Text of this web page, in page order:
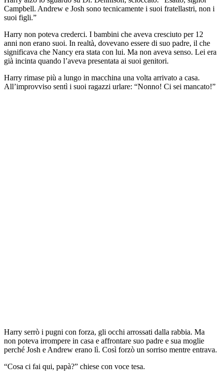
Campbell. Andrew e Josh sono tecnicamente i suoi fratellastri, non i
suoi figli.”
Harry non poteva crederci. I bambini che aveva cresciuto per 12
anni non erano suoi. In realtà, dovevano essere di suo padre, il che
significava che Nancy era stata con lui. Ma non aveva senso. Lei era
già incinta quando l’aveva presentata ai suoi genitori.
Harry rimase più a lungo in macchina una volta arrivato a casa.
All’improvviso sentì i suoi ragazzi urlare: “Nonno! Ci sei mancato!”
Harry serrò i pugni con forza, gli occhi arrossati dalla rabbia. Ma
non poteva irrompere in casa e affrontare suo padre e sua moglie
perché Josh e Andrew erano lì. Così forzò un sorriso mentre entrava.
“Cosa ci fai qui, papà?” chiese con voce tesa.